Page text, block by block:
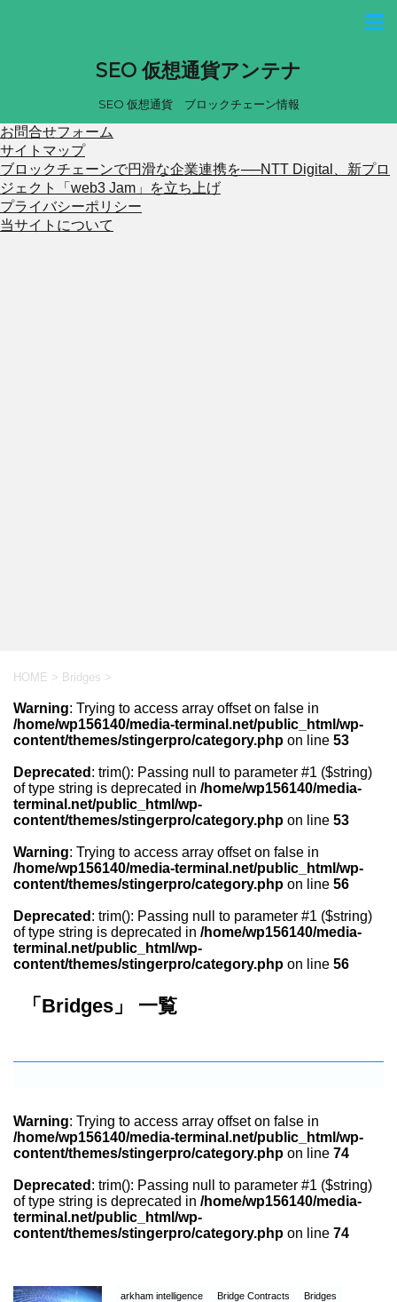
SEO 仮想通貨アンテナ
SEO 仮想通貨 ブロックチェーン情報
お問合せフォーム
サイトマップ
ブロックチェーンで円滑な企業連携を──NTT Digital、新プロ
ジェクト「web3 Jam」を立ち上げ
プライバシーポリシー
当サイトについて
HOME > Bridges >
Warning: Trying to access array offset on false in
/home/wp156140/media-terminal.net/public_html/wp-
content/themes/stingerpro/category.php on line 53
Deprecated : trim(): Passing null to parameter #1 ($string)
of type string is deprecated in /home/wp156140/media-
terminal.net/public_html/wp-
content/themes/stingerpro/category.php on line 53
Warning: Trying to access array offset on false in
/home/wp156140/media-terminal.net/public_html/wp-
content/themes/stingerpro/category.php on line 56
Deprecated : trim(): Passing null to parameter #1 ($string)
of type string is deprecated in /home/wp156140/media-
terminal.net/public_html/wp-
content/themes/stingerpro/category.php on line 56
「Bridges」 一覧
Warning: Trying to access array offset on false in
/home/wp156140/media-terminal.net/public_html/wp-
content/themes/stingerpro/category.php on line 74
Deprecated : trim(): Passing null to parameter #1 ($string)
of type string is deprecated in /home/wp156140/media-
terminal.net/public_html/wp-
content/themes/stingerpro/category.php on line 74
arkham intelligence Bridge Contracts Bridges